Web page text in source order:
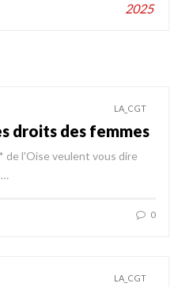
2025
LA_CGT
droits des femmes
de l'Oise veulent vous dire
0
LA_CGT